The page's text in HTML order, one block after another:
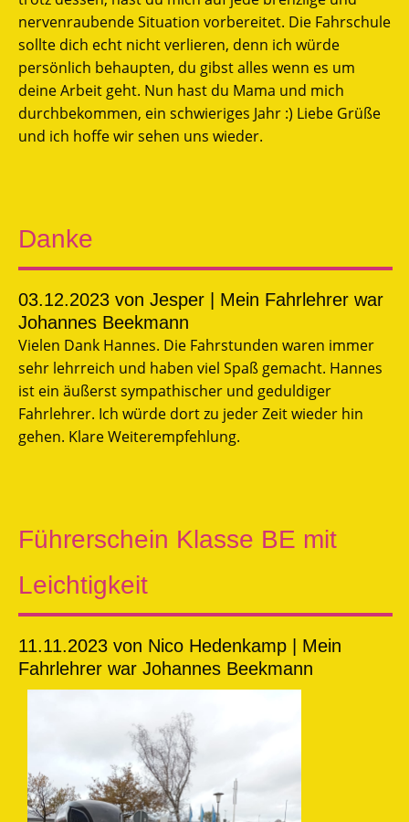
nervenraubende Situation vorbereitet. Die Fahrschule
sollte dich echt nicht verlieren, denn ich würde
persönlich behaupten, du gibst alles wenn es um
deine Arbeit geht. Nun hast du Mama und mich
durchbekommen, ein schwieriges Jahr :) Liebe Grüße
und ich hoffe wir sehen uns wieder.
Danke
03.12.2023 von Jesper | Mein Fahrlehrer war
Johannes Beekmann
Vielen Dank Hannes. Die Fahrstunden waren immer
sehr lehrreich und haben viel Spaß gemacht. Hannes
ist ein äußerst sympathischer und geduldiger
Fahrlehrer. Ich würde dort zu jeder Zeit wieder hin
gehen. Klare Weiterempfehlung.
Führerschein Klasse BE mit
Leichtigkeit
11.11.2023 von Nico Hedenkamp | Mein
Fahrlehrer war Johannes Beekmann